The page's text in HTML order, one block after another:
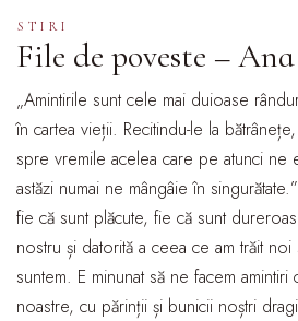
STIRI
File de poveste –
„Amintirile sunt cele mai duioase
în cartea vieții. Recitindu-le la
spre vremile acelea care pe atunci ne
astăzi numai ne mângâie în
fie că sunt plăcute, fie că sunt
nostru și datorită a ceea ce am trăit noi
suntem. E minunat să ne facem
noastre, cu părinții și bunicii noștri